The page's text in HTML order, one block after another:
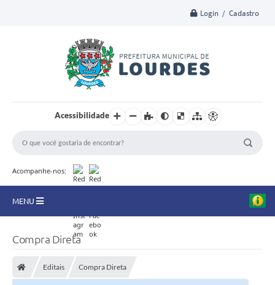
Login / Cadastro
Acessibilidade
Acompanhe-nos:
MENU
Editais
Compra Direta
Editais Compra Direta